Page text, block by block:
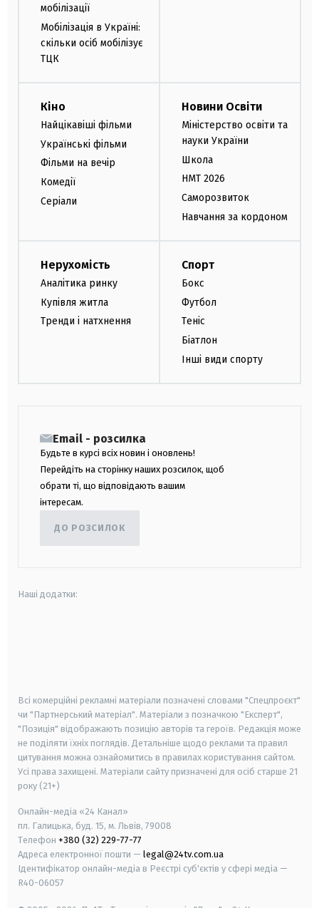
мобілізації
Мобілізація в Україні:
скільки осіб мобілізує
ТЦК
Кіно
Найцікавіші фільми
Українські фільми
Фільми на вечір
Комедії
Серіали
Новини Освіти
Міністерство освіти та
науки України
Школа
НМТ 2026
Саморозвиток
Навчання за кордоном
Нерухомість
Аналітика ринку
Купівля житла
Тренди і натхнення
Спорт
Бокс
Футбол
Теніс
Біатлон
Інші види спорту
Email - розсилка
Будьте в курсі всіх новин і оновлень!
Перейдіть на сторінку наших розсилок, щоб
обрати ті, що відповідають вашим
інтересам.
ДО РОЗСИЛОК
Наші додатки:
Всі комерційні рекламні матеріали позначені словами "Спецпроєкт"
чи "Партнерський матеріал". Матеріали з позначкою "Експерт",
"Позиція" відображають позицію авторів та героїв. Редакція може
не поділяти їхніх поглядів. Детальніше щодо реклами та правил
цитування можна ознайомитись в правилах користування сайтом.
Усі права захищені. Матеріали сайту призначені для осіб старше 21
року (21+)
Онлайн-медіа «24 Канал»
пл. Галицька, буд. 15, м. Львів, 79008
Телефон +380 (32) 229-77-77
Адреса електронної пошти — legal@24tv.com.ua
Ідентифікатор онлайн-медіа в Реєстрі суб'єктів у сфері медіа —
R40-06057